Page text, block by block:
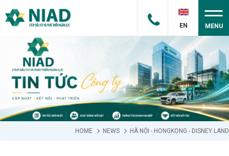
EN MENU
HOME NEWS HÀ NỘI - HONGKONG - DISNEY LAND